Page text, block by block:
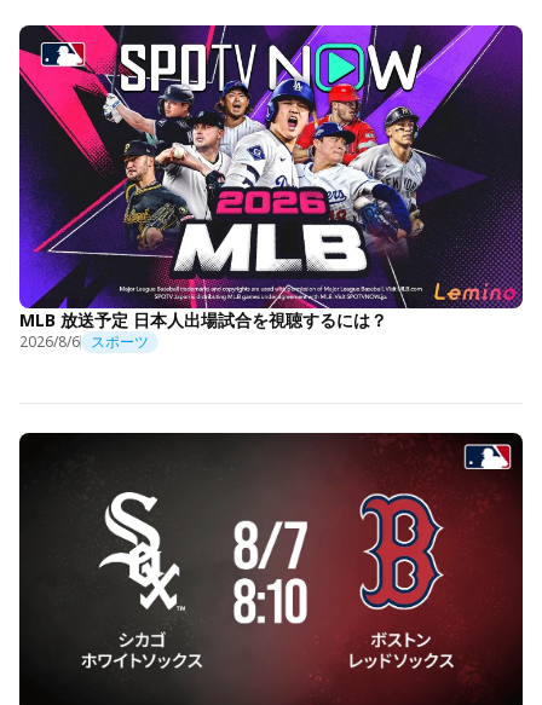
MLB 放送予定 日本人出場試合を視聴するには？
2026/8/6 スポーツ